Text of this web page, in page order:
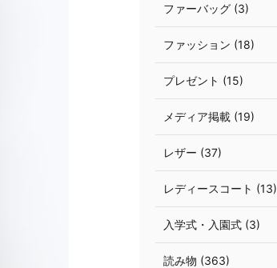
ファーバッグ (3)
ファッション (18)
プレゼント (15)
メディア掲載 (19)
レザー (37)
レディースコート (13)
入学式・入園式 (3)
読み物 (363)